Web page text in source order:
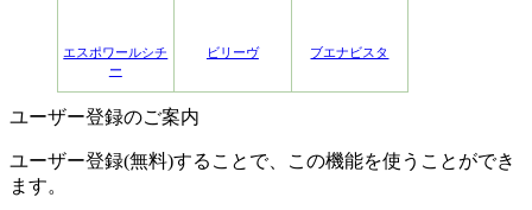
エスポワールシチ
ー
ビリーヴ ブエナビスタ
ユーザー登録のご案内
ユーザー登録(無料)することで、この機能を使うことができ
ます。